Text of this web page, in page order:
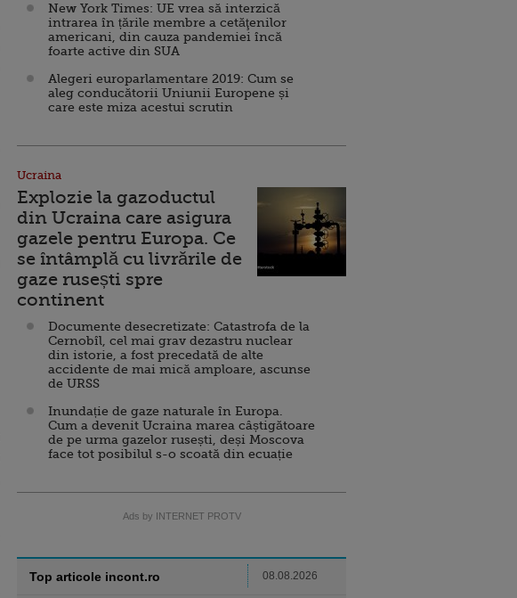
New York Times: UE vrea să interzică
intrarea în țările membre a cetăţenilor
americani, din cauza pandemiei încă
foarte active din SUA
Alegeri europarlamentare 2019: Cum se
aleg conducătorii Uniunii Europene și
care este miza acestui scrutin
Ucraina
Explozie la gazoductul
din Ucraina care asigura
gazele pentru Europa. Ce
se întâmplă cu livrările de
gaze rusești spre
continent
Documente desecretizate: Catastrofa de la
Cernobîl, cel mai grav dezastru nuclear
din istorie, a fost precedată de alte
accidente de mai mică amploare, ascunse
de URSS
Inundație de gaze naturale în Europa.
Cum a devenit Ucraina marea câștigătoare
de pe urma gazelor rusești, deși Moscova
face tot posibilul s-o scoată din ecuație
Ads by INTERNET PROTV
Top articole incont.ro 08.08.2026